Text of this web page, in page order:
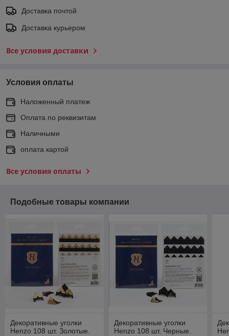
Доставка почтой
Доставка курьером
Все условия доставки
Условия оплаты
Наложенный платеж
Оплата по реквизитам
Наличными
оплата картой
Все условия оплаты
Подобные товары компании
Декоративные уголки
Henzo 108 шт. Золотые.
Декоративные уголки
Henzo 108 шт. Черные.